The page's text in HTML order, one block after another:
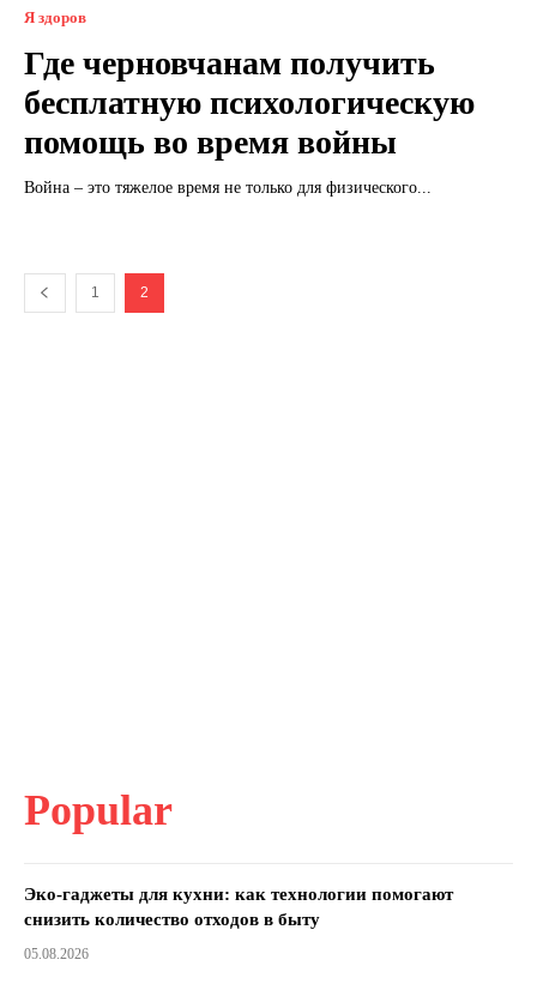
Я здоров
Где черновчанам получить
бесплатную психологическую
помощь во время войны
Война – это тяжелое время не только для физического...
1 2
Popular
Эко-гаджеты для кухни: как технологии помогают
снизить количество отходов в быту
05.08.2026